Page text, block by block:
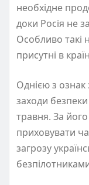
необхідне
доки Росія не
Особливо такі
присутні в
Однією з ознак
заходи безпеки
травня. За
приховувати
загрозу